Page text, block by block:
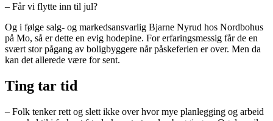
– Får vi flytte inn til jul?
Og i følge salg- og markedsansvarlig Bjarne Nyrud hos Nordbohus
på Mo, så er dette en evig hodepine. For erfaringsmessig får de en
svært stor pågang av boligbyggere når påskeferien er over. Men da
kan det allerede være for sent.
Ting tar tid
– Folk tenker rett og slett ikke over hvor mye planlegging og arbeid